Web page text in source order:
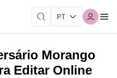
Morango
Editar Online